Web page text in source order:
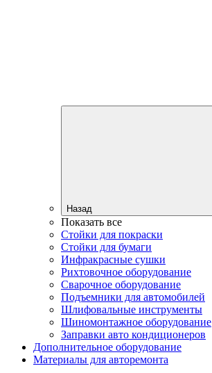
Назад
Показать все
Стойки для покраски
Стойки для бумаги
Инфракрасные сушки
Рихтовочное оборудование
Сварочное оборудование
Подъемники для автомобилей
Шлифовальные инструменты
Шиномонтажное оборудование
Заправки авто кондиционеров
Дополнительное оборудование
Материалы для авторемонта